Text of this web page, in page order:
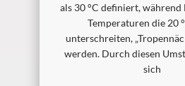
als 30 °C definiert, während
Temperaturen die 20
unterschreiten,
werden. Durch diesen
sich